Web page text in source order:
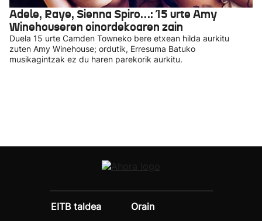
Adele, Raye, Sienna Spiro…: 15 urte Amy
Winehouseren oinordekoaren zain
Duela 15 urte Camden Towneko bere etxean hilda aurkitu
zuten Amy Winehouse; ordutik, Erresuma Batuko
musikagintzak ez du haren parekorik aurkitu.
EITB taldea
Orain